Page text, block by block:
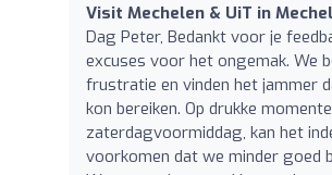
Visit Mechelen & UiT in
Dag Peter, Bedankt voor je
excuses voor het ongemak. We
frustratie en vinden het jammer
kon bereiken. Op drukke
zaterdagvoormiddag, kan het
voorkomen dat we minder goed